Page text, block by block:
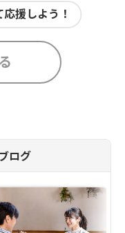
援しよう！
ログ